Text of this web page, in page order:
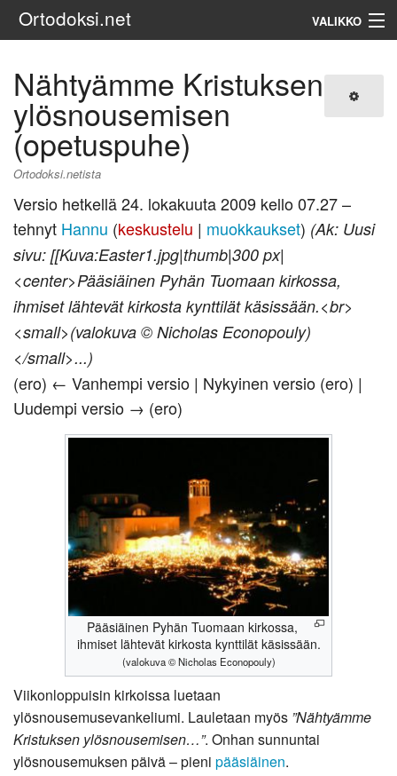
Ortodoksi.net VALIKKO
Haku
Nähtyämme Kristuksen
ylösnousemisen
(opetuspuhe)
Ortodoksi.netista
Versio hetkellä 24. lokakuuta 2009 kello 07.27 –
tehnyt Hannu (keskustelu | muokkaukset) (Ak: Uusi
sivu: [[Kuva:Easter1.jpg|thumb|300 px|
<center>Pääsiäinen Pyhän Tuomaan kirkossa,
ihmiset lähtevät kirkosta kynttilät käsissään.<br>
<small>(valokuva © Nicholas Econopouly)
</small>...)
(ero) ← Vanhempi versio | Nykyinen versio (ero) |
Uudempi versio → (ero)
Pääsiäinen Pyhän Tuomaan kirkossa,
ihmiset lähtevät kirkosta kynttilät käsissään.
(valokuva © Nicholas Econopouly)
Viikonloppuisin kirkoissa luetaan
ylösnousemusevankeliumi. Lauletaan myös ”Nähtyämme
Kristuksen ylösnousemisen…”. Onhan sunnuntai
ylösnousemuksen päivä – pieni pääsiäinen.